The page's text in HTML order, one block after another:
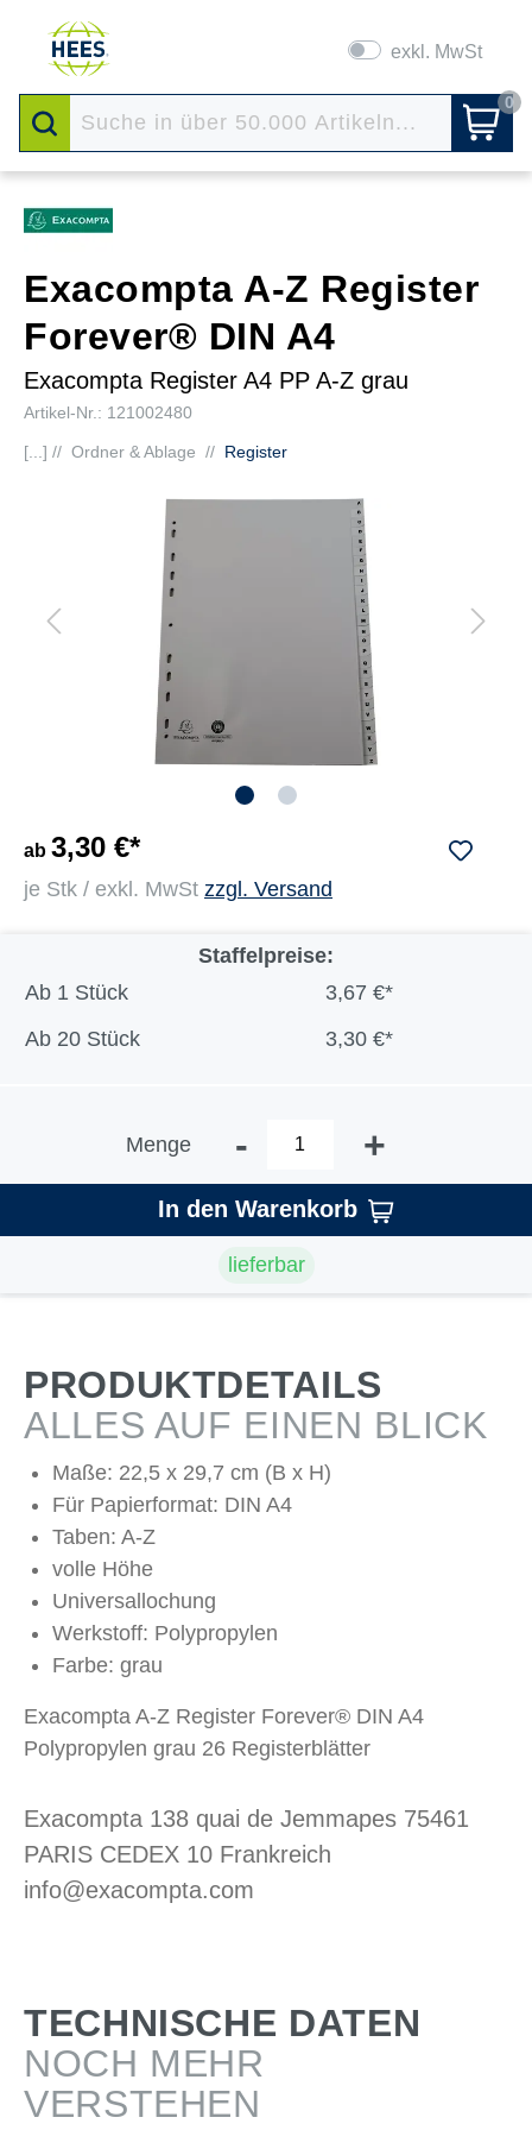
exkl. MwSt
0
Exacompta A-Z Register
Forever® DIN A4
Exacompta Register A4 PP A-Z grau
Artikel-Nr.: 121002480
[...] // Ordner & Ablage // Register
ab 3,30 €*
je Stk / exkl. MwSt zzgl. Versand
Staffelpreise:
Ab 1 Stück
3,67 €*
Ab 20 Stück 3,30 €*
Menge - +
In den Warenkorb
lieferbar
PRODUKTDETAILS
ALLES AUF EINEN BLICK
Maße: 22,5 x 29,7 cm (B x H)
Für Papierformat: DIN A4
Taben: A-Z
volle Höhe
Universallochung
Werkstoff: Polypropylen
Farbe: grau
Exacompta A-Z Register Forever® DIN A4
Polypropylen grau 26 Registerblätter
Exacompta 138 quai de Jemmapes 75461
PARIS CEDEX 10 Frankreich
info@exacompta.com
TECHNISCHE DATEN
NOCH MEHR
VERSTEHEN